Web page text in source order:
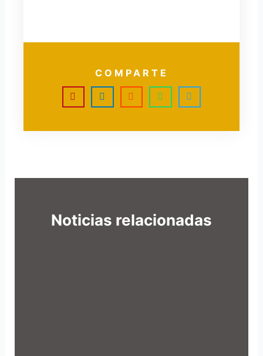
COMPARTE
Noticias relacionadas